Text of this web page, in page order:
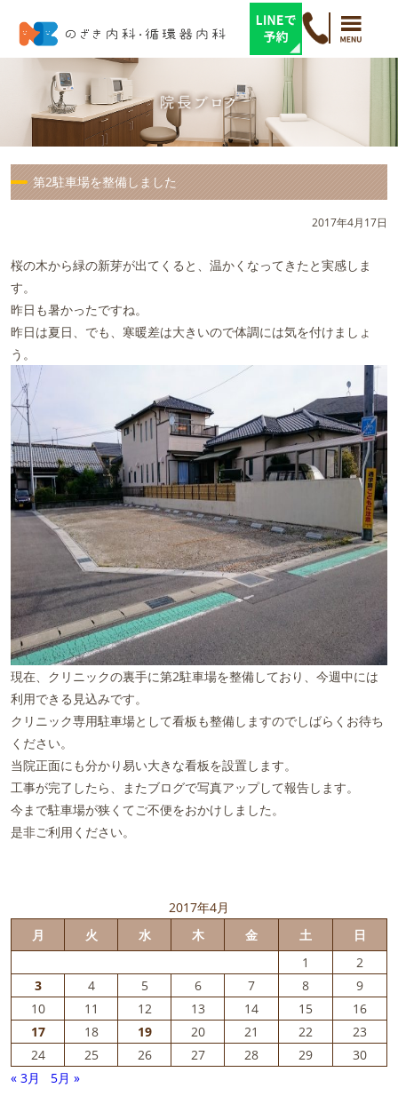
第2駐車場を整備しました
2017年4月17日
桜の木から緑の新芽が出てくると、温かくなってきたと実感しま
す。
昨日も暑かったですね。
昨日は夏日、でも、寒暖差は大きいので体調には気を付けましょ
う。
現在、クリニックの裏手に第2駐車場を整備しており、今週中には
利用できる見込みです。
クリニック専用駐車場として看板も整備しますのでしばらくお待ち
ください。
当院正面にも分かり易い大きな看板を設置します。
工事が完了したら、またブログで写真アップして報告します。
今まで駐車場が狭くてご不便をおかけしました。
是非ご利用ください。
2017年4月
月
火 水 木 金 土
日
1
2
3
4 5 6 7 8
9
10
11 12 13 14 15
16
17
18 19 20 21 22
23
24
25 26 27 28 29
30
« 3月
5月 »